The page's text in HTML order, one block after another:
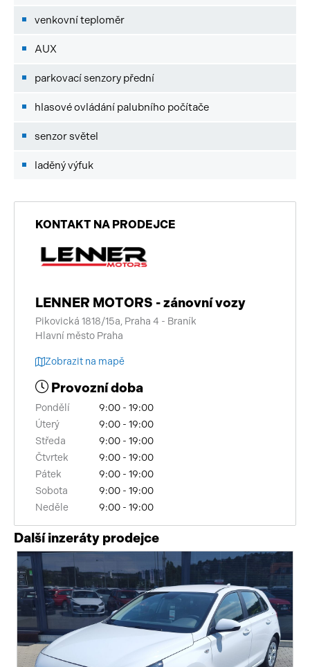
venkovní teploměr
AUX
parkovací senzory přední
hlasové ovládání palubního počítače
senzor světel
laděný výfuk
KONTAKT NA PRODEJCE
LENNER MOTORS - zánovní vozy
Pikovická 1818/15a, Praha 4 - Braník
Hlavní město Praha
Zobrazit na mapě
Provozní doba
Pondělí
9:00 - 19:00
Úterý
9:00 - 19:00
Středa
9:00 - 19:00
Čtvrtek
9:00 - 19:00
Pátek
9:00 - 19:00
Sobota
9:00 - 19:00
Neděle
9:00 - 19:00
Další inzeráty prodejce